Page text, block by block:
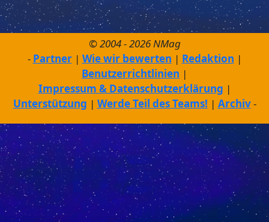
© 2004 - 2026 NMag
Partner
Wie wir bewerten
Redaktion
Benutzerrichtlinien
Impressum & Datenschutzerklärung
Unterstützung
Werde Teil des Teams! Archiv